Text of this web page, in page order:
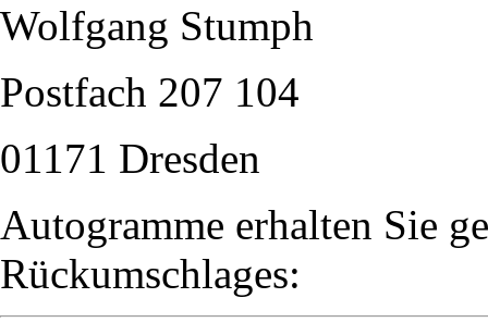
Wolfgang Stumph
Postfach 207 104
01171 Dresden
Autogramme erhalten Sie
Rückumschlages: